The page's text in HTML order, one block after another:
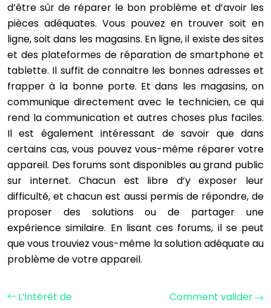
d’être sûr de réparer le bon problème et d’avoir les
pièces adéquates. Vous pouvez en trouver soit en
ligne, soit dans les magasins. En ligne, il existe des sites
et des plateformes de réparation de smartphone et
tablette. Il suffit de connaitre les bonnes adresses et
frapper à la bonne porte. Et dans les magasins, on
communique directement avec le technicien, ce qui
rend la communication et autres choses plus faciles.
Il est également intéressant de savoir que dans
certains cas, vous pouvez vous-même réparer votre
appareil. Des forums sont disponibles au grand public
sur internet. Chacun est libre d’y exposer leur
difficulté, et chacun est aussi permis de répondre, de
proposer des solutions ou de partager une
expérience similaire. En lisant ces forums, il se peut
que vous trouviez vous-même la solution adéquate au
problème de votre appareil.
L’intérêt de
Comment valider